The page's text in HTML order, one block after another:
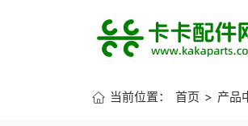
当前位置： 首页 > 产品